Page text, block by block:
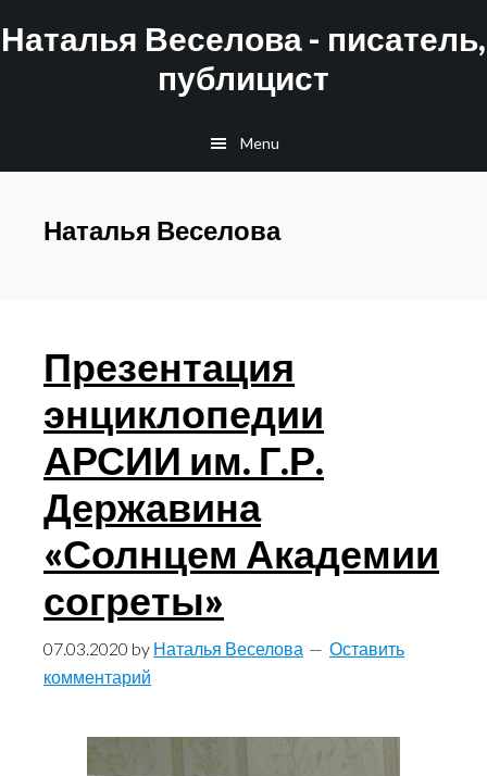
to
to
Наталья Веселова - писатель,
публицист
Menu
Наталья Веселова
Презентация
энциклопедии
АРСИИ им. Г.Р.
Державина
«Солнцем Академии
согреты»
07.03.2020 by Наталья Веселова
Оставить
комментарий